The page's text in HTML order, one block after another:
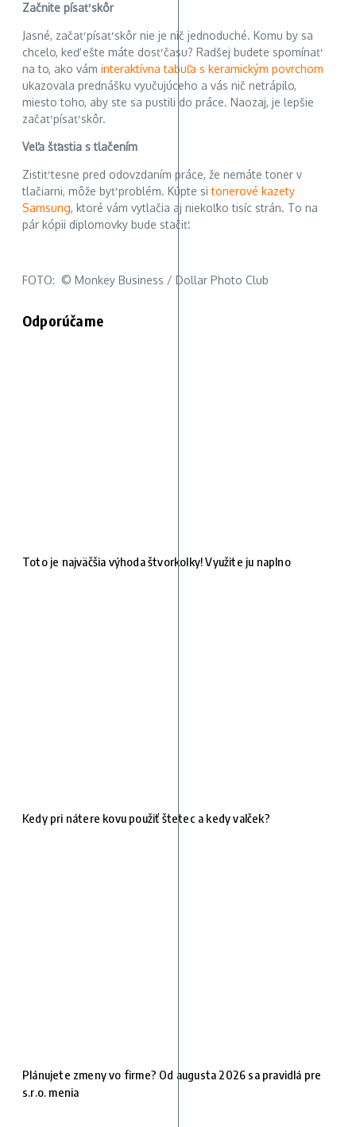
Začnite písať skôr
Jasné, začať písať skôr nie je nič jednoduché. Komu by sa
chcelo, keď ešte máte dosť času? Radšej budete spomínať
na to, ako vám interaktívna tabuľa s keramickým povrchom
ukazovala prednášku vyučujúceho a vás nič netrápilo,
miesto toho, aby ste sa pustili do práce. Naozaj, je lepšie
začať písať skôr.
Veľa šťastia s tlačením
Zistiť tesne pred odovzdaním práce, že nemáte toner v
tlačiarni, môže byť problém. Kúpte sitonerové kazety
Samsung, ktoré vám vytlačia aj niekoľko tisíc strán. To na
pár kópii diplomovky bude stačiť.
FOTO: © Monkey Business / Dollar Photo Club
Odporúčame
Toto je najväčšia výhoda štvorkolky! Využite ju naplno
Kedy pri nátere kovu použiť štetec a kedy valček?
Plánujete zmeny vo firme? Od augusta 2026 sa pravidlá pre
s.r.o. menia